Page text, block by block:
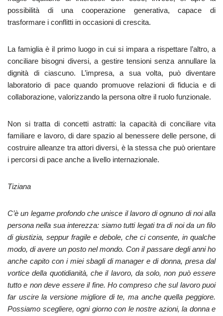
possibilità di una cooperazione generativa, capace di
trasformare i conflitti in occasioni di crescita.
La famiglia è il primo luogo in cui si impara a rispettare l’altro, a
conciliare bisogni diversi, a gestire tensioni senza annullare la
dignità di ciascuno. L’impresa, a sua volta, può diventare
laboratorio di pace quando promuove relazioni di fiducia e di
collaborazione, valorizzando la persona oltre il ruolo funzionale.
Non si tratta di concetti astratti: la capacità di conciliare vita
familiare e lavoro, di dare spazio al benessere delle persone, di
costruire alleanze tra attori diversi, è la stessa che può orientare
i percorsi di pace anche a livello internazionale.
Tiziana
C’è un legame profondo che unisce il lavoro di ognuno di noi alla
persona nella sua interezza: siamo tutti legati tra di noi da un filo
di giustizia, seppur fragile e debole, che ci consente, in qualche
modo, di avere un posto nel mondo. Con il passare degli anni ho
anche capito con i miei sbagli di manager e di donna, presa dal
vortice della quotidianità, che il lavoro, da solo, non può essere
tutto e non deve essere il fine. Ho compreso che sul lavoro puoi
far uscire la versione migliore di te, ma anche quella peggiore.
Possiamo scegliere, ogni giorno con le nostre azioni, la donna e